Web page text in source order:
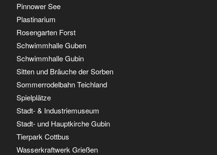
Pinnower See
Plastinarium
Rosengarten Forst
Schwimmhalle Guben
Schwimmhalle Gubin
Sitten und Bräuche der Sorben
Sommerrodelbahn Teichland
Spielplätze
Stadt- & Industriemuseum
Stadt- und Hauptkirche Gubin
Tierpark Cottbus
Wasserkraftwerk Grießen